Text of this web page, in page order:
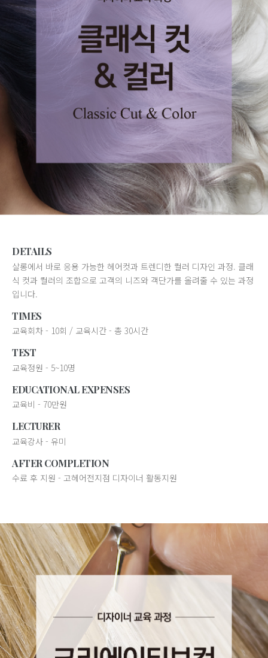
DETAILS
살롱에서 바로 응용 가능한 헤어컷과 트렌디한 컬러 디자인 과정. 클래
식 컷과 컬러의 조합으로 고객의 니즈와 객단가를 올려줄 수 있는 과정
입니다.
TIMES
교육회차 - 10회 / 교육시간 - 총 30시간
TEST
교육정원 - 5~10명
EDUCATIONAL EXPENSES
교육비 - 70만원
LECTURER
교육강사 - 유미
AFTER COMPLETION
수료 후 지원 - 고헤어전지점 디자이너 활동지원